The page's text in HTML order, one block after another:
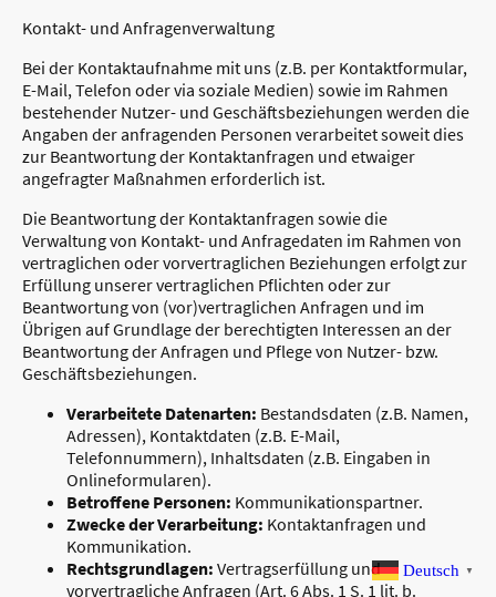
Kontakt- und Anfragenverwaltung
Bei der Kontaktaufnahme mit uns (z.B. per Kontaktformular,
E-Mail, Telefon oder via soziale Medien) sowie im Rahmen
bestehender Nutzer- und Geschäftsbeziehungen werden die
Angaben der anfragenden Personen verarbeitet soweit dies
zur Beantwortung der Kontaktanfragen und etwaiger
angefragter Maßnahmen erforderlich ist.
Die Beantwortung der Kontaktanfragen sowie die
Verwaltung von Kontakt- und Anfragedaten im Rahmen von
vertraglichen oder vorvertraglichen Beziehungen erfolgt zur
Erfüllung unserer vertraglichen Pflichten oder zur
Beantwortung von (vor)vertraglichen Anfragen und im
Übrigen auf Grundlage der berechtigten Interessen an der
Beantwortung der Anfragen und Pflege von Nutzer- bzw.
Geschäftsbeziehungen.
Verarbeitete Datenarten: Bestandsdaten (z.B. Namen,
Adressen), Kontaktdaten (z.B. E-Mail,
Telefonnummern), Inhaltsdaten (z.B. Eingaben in
Onlineformularen).
Betroffene Personen: Kommunikationspartner.
Zwecke der Verarbeitung: Kontaktanfragen und
Kommunikation.
Rechtsgrundlagen: Vertragserfüllung und
vorvertragliche Anfragen (Art. 6 Abs. 1 S. 1 lit. b.
Deutsch ▼